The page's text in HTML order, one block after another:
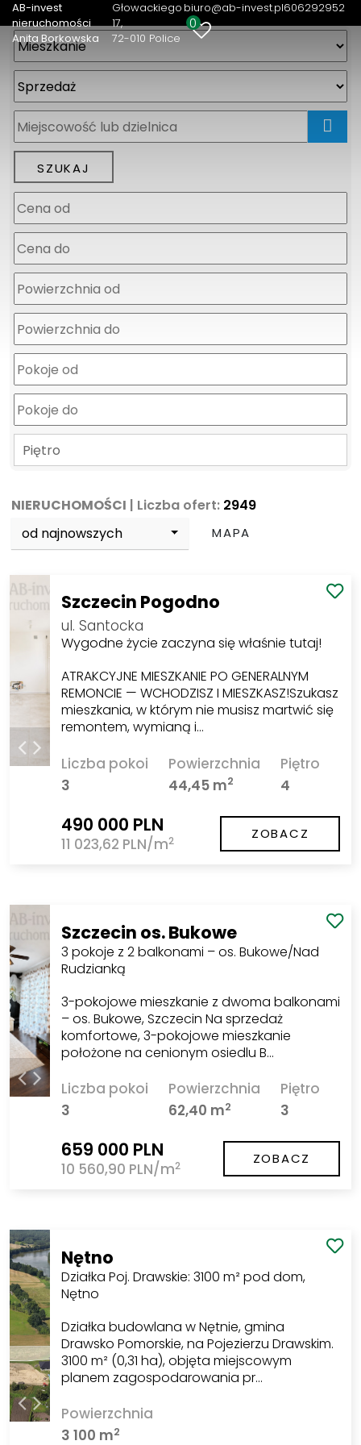
AB-invest
nieruchomości
Anita Borkowska
Głowackiego
17
72-010 Police
biuro@ab-invest.pl606292952
0
Piętro
NIERUCHOMOŚCI | Liczba ofert: 2949
od najnowszych
MAPA
Szczecin Pogodno
ul. Santocka
Wygodne życie zaczyna się właśnie tutaj!
ATRAKCYJNE MIESZKANIE PO GENERALNYM
REMONCIE — WCHODZISZ I MIESZKASZ!Szukasz
mieszkania, w którym nie musisz martwić się
remontem, wymianą i…
Liczba pokoi
3
Powierzchnia
44,45 m2
Piętro
4
490 000 PLN
11 023,62 PLN/m2 ZOBACZ
Szczecin os. Bukowe
3 pokoje z 2 balkonami – os. Bukowe/Nad
Rudzianką
3-pokojowe mieszkanie z dwoma balkonami
– os. Bukowe, Szczecin Na sprzedaż
komfortowe, 3-pokojowe mieszkanie
położone na cenionym osiedlu B…
Liczba pokoi
3
Powierzchnia
62,40 m2
Piętro
3
659 000 PLN
10 560,90 PLN/m2 ZOBACZ
Nętno
Działka Poj. Drawskie: 3100 m² pod dom,
Nętno
Działka budowlana w Nętnie, gmina
Drawsko Pomorskie, na Pojezierzu Drawskim.
3100 m² (0,31 ha), objęta miejscowym
planem zagospodarowania pr…
Powierzchnia
3 100 m2